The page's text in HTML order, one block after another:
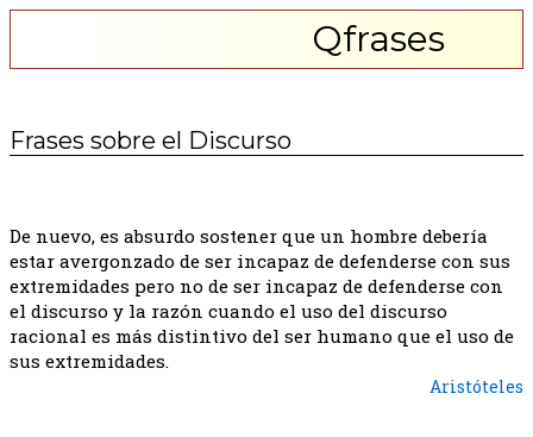
Qfrases
Frases sobre el Discurso
De nuevo, es absurdo sostener que un hombre debería
estar avergonzado de ser incapaz de defenderse con sus
extremidades pero no de ser incapaz de defenderse con
el discurso y la razón cuando el uso del discurso
racional es más distintivo del ser humano que el uso de
sus extremidades.
Aristóteles